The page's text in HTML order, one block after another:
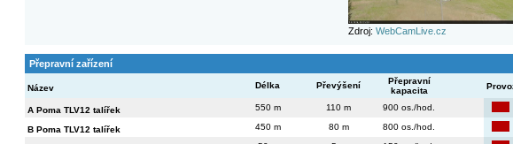
Zdroj: WebCamLive.cz
Přepravní zařízení
Název Délka Převýšení
Přepravní
kapacita
A Poma TLV12 talířek 550 m 110 m 900 os./hod.
B Poma TLV12 talířek 450 m 80 m 800 os./hod.